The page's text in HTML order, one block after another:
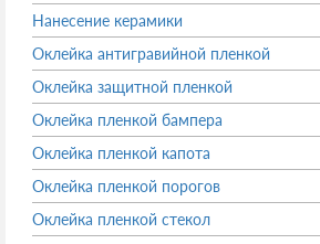
Нанесение керамики
Оклейка антигравийной пленкой
Оклейка защитной пленкой
Оклейка пленкой бампера
Оклейка пленкой капота
Оклейка пленкой порогов
Оклейка пленкой стекол